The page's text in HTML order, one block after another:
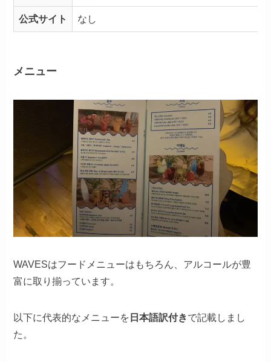
公式サイト なし
メニュー
WAVESはフードメニューはもちろん、アルコールが豊
富に取り揃っています。
以下に代表的なメニューを 日本語訳付きで記載しまし
た。